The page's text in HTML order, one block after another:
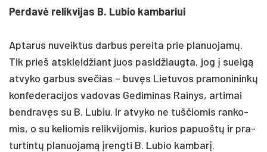
Per­davė re­lik­vi­jas B. Lu­bio kam­ba­riui
Ap­ta­rus nu­veik­tus dar­bus pe­rei­ta prie pla­nuo­jamų.
Tik prie­š at­skleid­žiant juos pa­si­džiaug­ta, jog į sueigą
at­vy­ko gar­bus sve­čias – buvęs Lie­tu­vos pra­mo­ni­ninkų
kon­fe­de­ra­ci­jos va­do­vas Ge­di­mi­nas Rai­nys, ar­ti­mai
bend­ravęs su B. Lu­biu. Ir at­vy­ko ne tuš­čio­mis ran­ko­
mis, o su ke­lio­mis re­lik­vi­jo­mis, ku­rios pa­puoštų ir pra­
tur­tintų pla­nuo­jamą įreng­ti B. Lu­bio kam­barį.